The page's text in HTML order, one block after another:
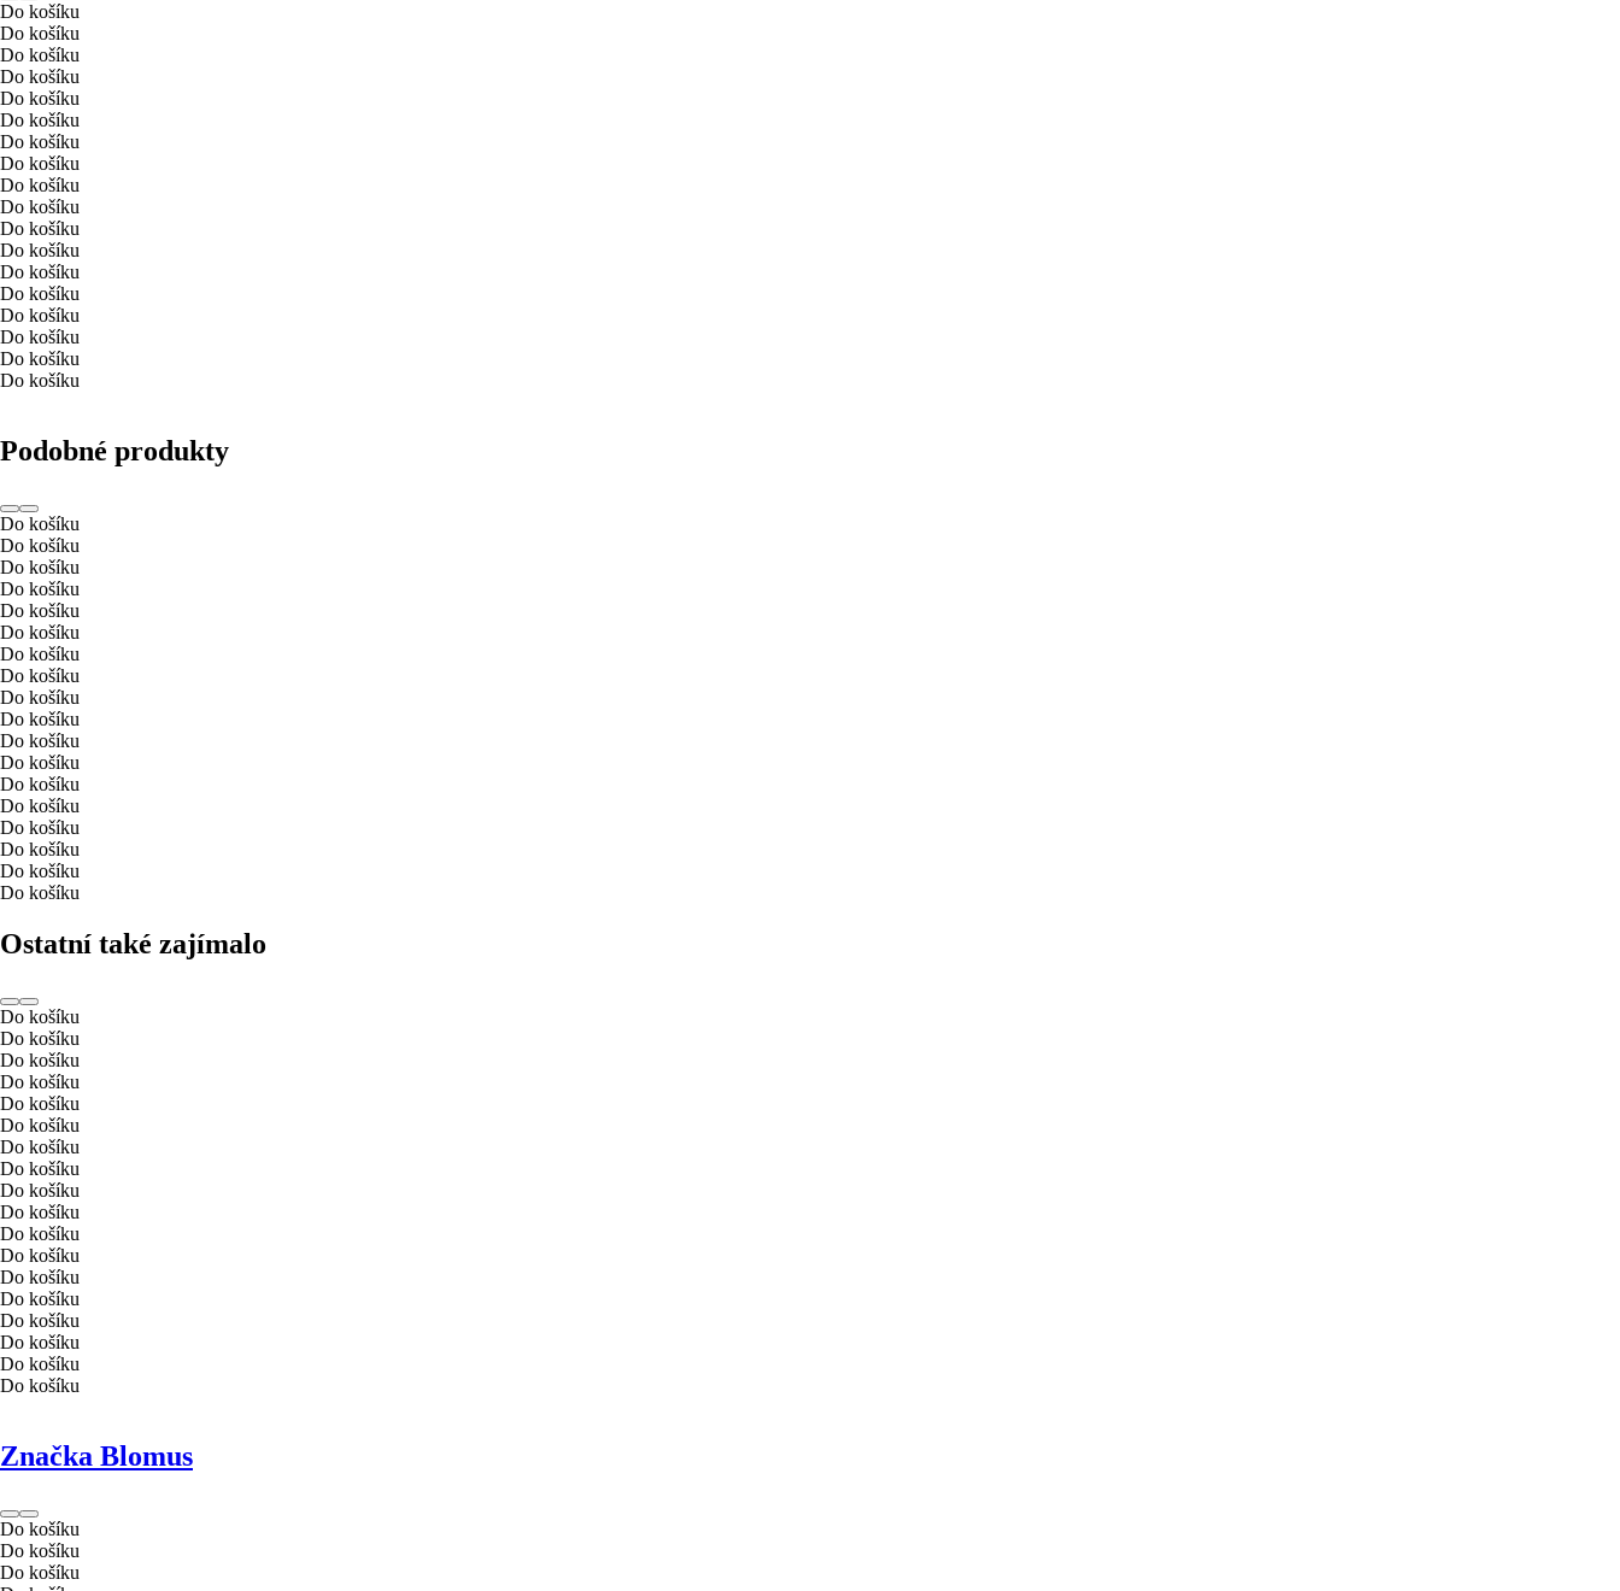
Do košíku
Do košíku
Do košíku
Do košíku
Do košíku
Do košíku
Do košíku
Do košíku
Do košíku
Do košíku
Do košíku
Do košíku
Do košíku
Do košíku
Do košíku
Do košíku
Do košíku
Do košíku
Podobné produkty
Do košíku
Do košíku
Do košíku
Do košíku
Do košíku
Do košíku
Do košíku
Do košíku
Do košíku
Do košíku
Do košíku
Do košíku
Do košíku
Do košíku
Do košíku
Do košíku
Do košíku
Do košíku
Ostatní také zajímalo
Do košíku
Do košíku
Do košíku
Do košíku
Do košíku
Do košíku
Do košíku
Do košíku
Do košíku
Do košíku
Do košíku
Do košíku
Do košíku
Do košíku
Do košíku
Do košíku
Do košíku
Do košíku
Značka Blomus
Do košíku
Do košíku
Do košíku